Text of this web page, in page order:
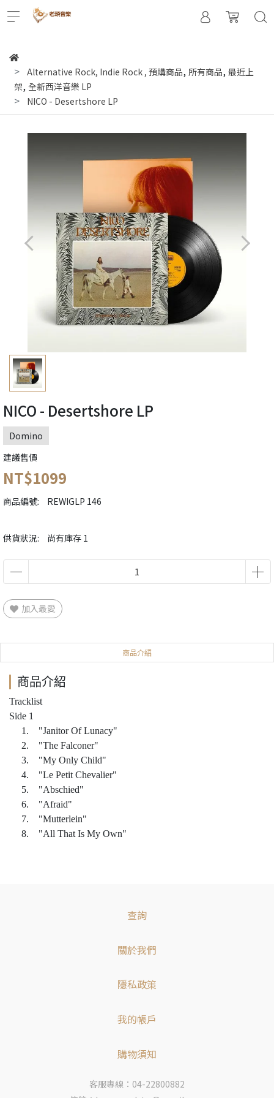
Alternative Rock, Indie Rock , 預購商品, 所有商品, 最近上
架, 全新西洋音樂 LP
NICO - Desertshore LP
NICO - Desertshore LP
Domino
建議售價
NT$1099
商品編號: REWIGLP 146
供貨狀況: 尚有庫存 1
加入最愛
商品介紹
商品介紹
Tracklist
Side 1
1. "Janitor Of Lunacy"
2. "The Falconer"
3. "My Only Child"
4. "Le Petit Chevalier"
5. "Abschied"
6. "Afraid"
7. "Mutterlein"
8. "All That Is My Own"
查詢
關於我們
隱私政策
我的帳戶
購物須知
客服專線：04-22800882